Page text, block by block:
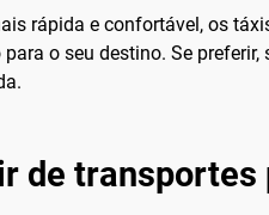
rápida e confortável, os
o seu destino. Se
de transportes